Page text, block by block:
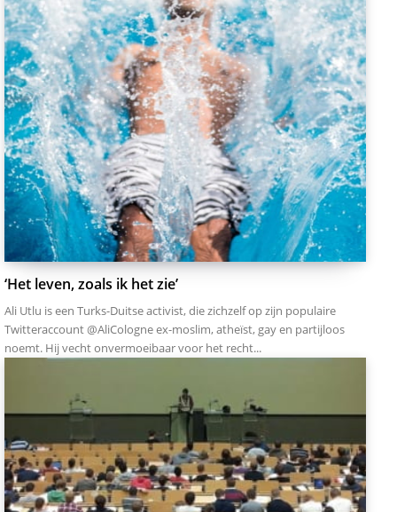
‘Het leven, zoals ik het zie’
Ali Utlu is een Turks-Duitse activist, die zichzelf op zijn populaire
Twitteraccount @AliCologne ex-moslim, atheïst, gay en partijloos
noemt. Hij vecht onvermoeibaar voor het recht...